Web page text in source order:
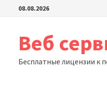
Перейти
содержимому
08.08.2026
Веб
Бесплатные лицензии к